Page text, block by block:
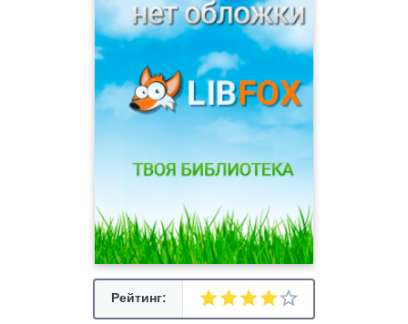
Рейтинг: